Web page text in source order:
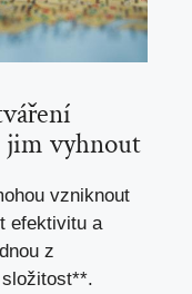
jim vyhnout
vzniknout
efektivitu a
z